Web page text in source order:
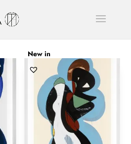
New in